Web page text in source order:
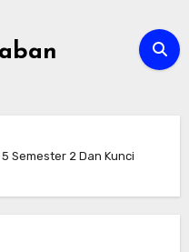
Semester 2 Dan Kunci